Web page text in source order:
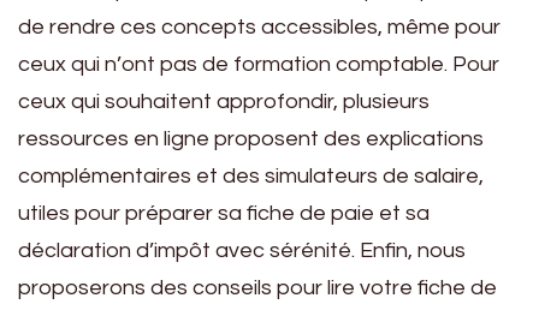
de rendre ces concepts accessibles, même pour
ceux qui n’ont pas de formation comptable. Pour
ceux qui souhaitent approfondir, plusieurs
ressources en ligne proposent des explications
complémentaires et des simulateurs de salaire,
utiles pour préparer sa fiche de paie et sa
déclaration d’impôt avec sérénité. Enfin, nous
proposerons des conseils pour lire votre fiche de